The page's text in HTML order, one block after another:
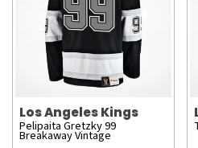
Los Angeles Kings
Pelipaita Gretzky 99
Breakaway Vintage